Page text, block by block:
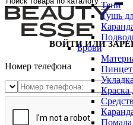
Тени
Тушь
Брови
Краска
Помада
ВОЙТИ ИЛИ
Номер телефона